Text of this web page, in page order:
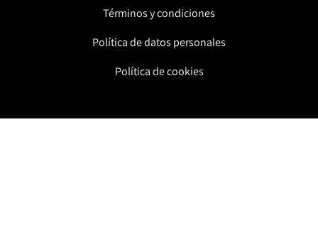
Términos y condiciones
Política de datos personales
Política de cookies